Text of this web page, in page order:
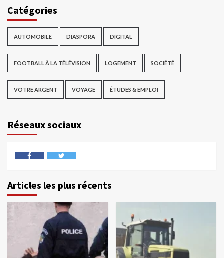
Catégories
AUTOMOBILE DIASPORA DIGITAL
FOOTBALL À LA TÉLÉVISION LOGEMENT SOCIÉTÉ
VOTRE ARGENT VOYAGE ÉTUDES & EMPLOI
Réseaux sociaux
Articles les plus récents